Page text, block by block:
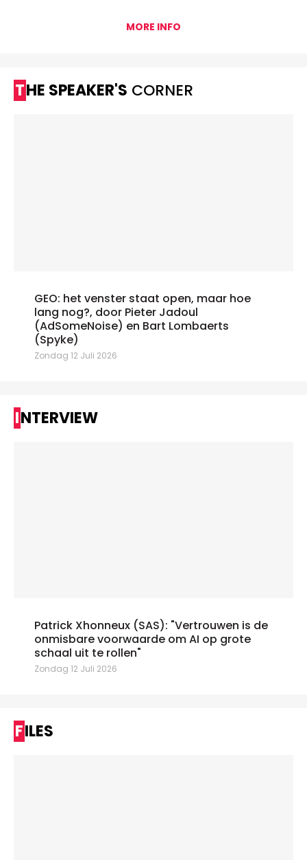
MORE INFO
THE SPEAKER'S CORNER
GEO: het venster staat open, maar hoe
lang nog?, door Pieter Jadoul
(AdSomeNoise) en Bart Lombaerts
(Spyke)
Zondag 12 Juli 2026
INTERVIEW
Patrick Xhonneux (SAS): "Vertrouwen is de
onmisbare voorwaarde om AI op grote
schaal uit te rollen"
Zondag 12 Juli 2026
FILES